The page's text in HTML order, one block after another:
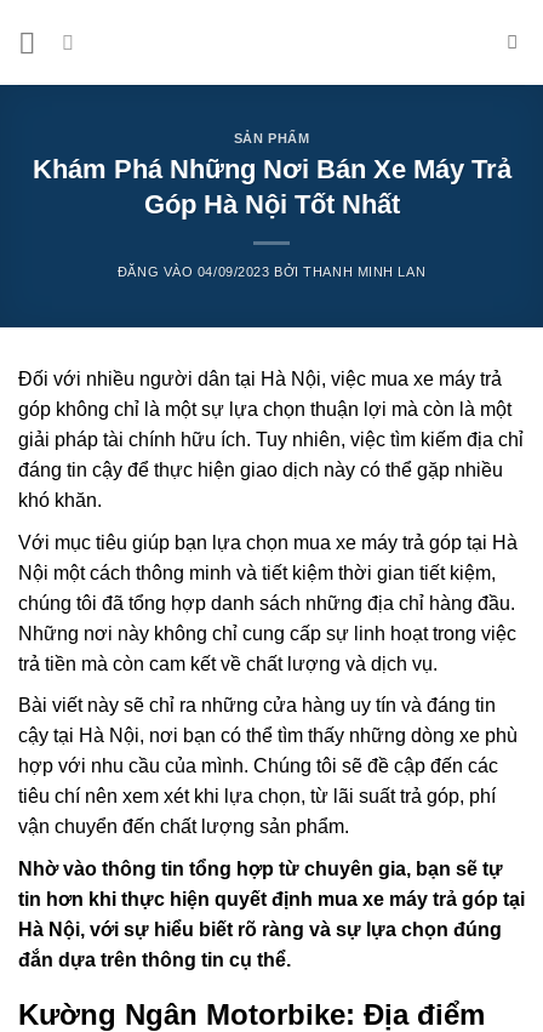
SẢN PHẨM
Khám Phá Những Nơi Bán Xe Máy Trả
Góp Hà Nội Tốt Nhất
ĐĂNG VÀO 04/09/2023 BỞITHANH MINH LAN
Đối với nhiều người dân tại Hà Nội, việc mua xe máy trả
góp không chỉ là một sự lựa chọn thuận lợi mà còn là một
giải pháp tài chính hữu ích. Tuy nhiên, việc tìm kiếm địa chỉ
đáng tin cậy để thực hiện giao dịch này có thể gặp nhiều
khó khăn.
Với mục tiêu giúp bạn lựa chọn mua xe máy trả góp tại Hà
Nội một cách thông minh và tiết kiệm thời gian tiết kiệm,
chúng tôi đã tổng hợp danh sách những địa chỉ hàng đầu.
Những nơi này không chỉ cung cấp sự linh hoạt trong việc
trả tiền mà còn cam kết về chất lượng và dịch vụ.
Bài viết này sẽ chỉ ra những cửa hàng uy tín và đáng tin
cậy tại Hà Nội, nơi bạn có thể tìm thấy những dòng xe phù
hợp với nhu cầu của mình. Chúng tôi sẽ đề cập đến các
tiêu chí nên xem xét khi lựa chọn, từ lãi suất trả góp, phí
vận chuyển đến chất lượng sản phẩm.
Nhờ vào thông tin tổng hợp từ chuyên gia, bạn sẽ tự
tin hơn khi thực hiện quyết định mua xe máy trả góp tại
Hà Nội, với sự hiểu biết rõ ràng và sự lựa chọn đúng
đắn dựa trên thông tin cụ thể.
Kường Ngân Motorbike: Địa điểm